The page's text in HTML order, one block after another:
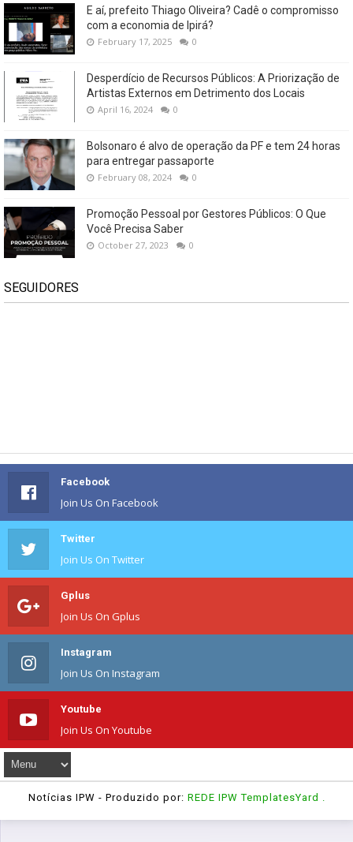
E aí, prefeito Thiago Oliveira? Cadê o compromisso
com a economia de Ipirá?
February 17, 2025 0
Desperdício de Recursos Públicos: A Priorização de
Artistas Externos em Detrimento dos Locais
April 16, 2024 0
Bolsonaro é alvo de operação da PF e tem 24 horas
para entregar passaporte
February 08, 2024 0
Promoção Pessoal por Gestores Públicos: O Que
Você Precisa Saber
October 27, 2023 0
SEGUIDORES
Facebook
Join Us On Facebook
Twitter
Join Us On Twitter
Gplus
Join Us On Gplus
Instagram
Join Us On Instagram
Youtube
Join Us On Youtube
Notícias IPW - Produzido por: REDE IPW TemplatesYard